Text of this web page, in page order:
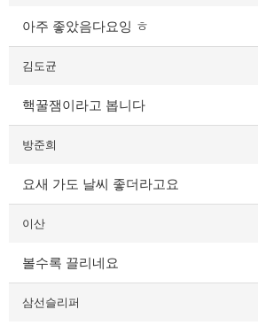
아주 좋았음다요잉 ㅎ
김도균
핵꿀잼이라고 봅니다
방준희
요새 가도 날씨 좋더라고요
이산
볼수록 끌리네요
삼선슬리퍼